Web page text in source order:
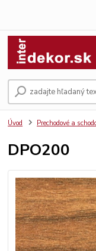
Úvod Prechodové a
DPO200